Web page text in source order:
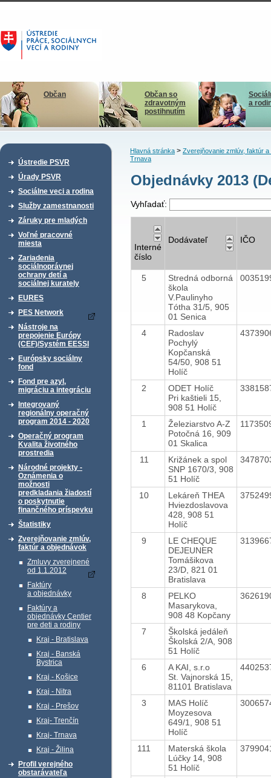
Občan
Občan so
zdravotným
postihnutím
a
Ústredie PSVR
Úrady PSVR
Sociálne veci a rodina
Služby zamestnanosti
Záruky pre mladých
Voľné pracovné
miesta
Zariadenia
sociálnoprávnej
ochrany detí a
sociálnej kurately
EURES
PES Network
Nástroje na
prepojenie Európy
(CEF)/Systém EESSI
Európsky sociálny
fond
Fond pre azyl,
migráciu a integráciu
Integrovaný
regionálny operačný
program 2014 - 2020
Operačný program
Kvalita životného
prostredia
Národné projekty -
Oznámenia o
možnosti
predkladania žiadostí
o poskytnutie
finančného príspevku
Štatistiky
Zverejňovanie zmlúv,
faktúr a objednávok
Zmluvy zverejnené
od 1.1.2012
Faktúry
a objednávky
Faktúry a
objednávky Centier
pre deti a rodiny
Kraj - Bratislava
Kraj - Banská
Bystrica
Kraj - Košice
Kraj - Nitra
Kraj - Prešov
Kraj- Trenčín
Kraj- Trnava
Kraj - Žilina
Profil verejného
obstarávateľa
Hlavná stránka> Zverejňovanie zmlúv, faktúr a
Trnava
Objednávky 2013
Vyhľadať:
Interné
číslo
Dodávateľ IČO
5
Stredná odborná
škola
V.Paulinyho
Tótha 31/5, 905
01 Senica
4
Radoslav
Pochylý
Kopčanská
54/50, 908 51
Holíč
2
ODET Holíč
Pri kaštieli 15,
908 51 Holíč
1
Železiarstvo A-Z
Potočná 16, 909
01 Skalica
11
Križánek a spol
SNP 1670/3, 908
51 Holíč
10
Lekáreň THEA
Hviezdoslavova
428, 908 51
Holíč
9
LE CHEQUE
DEJEUNER
Tomášikova
23/D, 821 01
Bratislava
8
PELKO
Masarykova,
908 48 Kopčany
7
Školská jedáleň
Školská 2/A, 908
51 Holíč
6
A KAI, s.r.o
St. Vajnorská 15,
81101 Bratislava
3
MAS Holíč
Moyzesova
649/1, 908 51
Holíč
111
Materská škola
Lúčky 14, 908
51 Holíč